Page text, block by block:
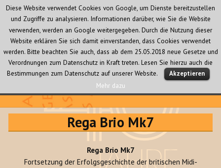
Audio Creativ
MENÜ
UND
Rega Brio Mk7
Rega Brio Mk7
Fortsetzung der Erfolgsgeschichte der britischen Midi-
Diese Website verwendet Cookies von Google, um Dienste bereitzustellen
und Zugriffe zu analysieren. Informationen darüber, wie Sie die Website
verwenden, werden an Google weitergegeben. Durch die Nutzung dieser
Website erklären Sie sich damit einverstanden, dass Cookies verwendet
werden. Bitte beachten Sie auch, dass ab dem 25.05.2018 neue Gesetze und
Verordnungen zum Datenschutz in Kraft treten. Lesen Sie hierzu auch die
Bestimmungen zum Datenschutz auf unserer Website.
Akzeptieren
Mehr dazu